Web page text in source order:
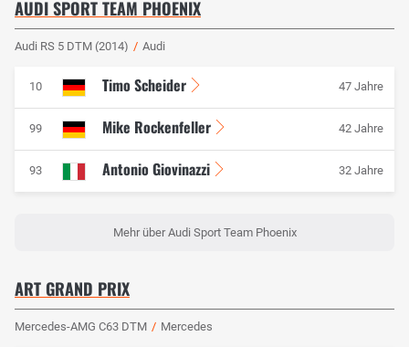
AUDI SPORT TEAM PHOENIX
Audi RS 5 DTM (2014) / Audi
10 Timo Scheider 47 Jahre
99 Mike Rockenfeller 42 Jahre
93 Antonio Giovinazzi 32 Jahre
Mehr über Audi Sport Team Phoenix
ART GRAND PRIX
Mercedes-AMG C63 DTM / Mercedes